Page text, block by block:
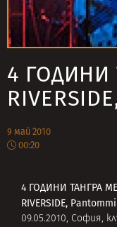
4 ГОДИНИ
9 май 2010
00:20
4 ГОДИНИ ТАНГРА
RIVERSIDE,
09.05.2010, София,